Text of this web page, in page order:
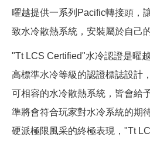
曜越提供一系列Pacific轉接頭，
致水冷散熱系統，安裝屬於自己
"Tt LCS Certified"水冷認證是曜
高標準水冷等級的認證標誌設計
可相容的水冷散熱系統，皆會給
準將會符合玩家對水冷系統的期
硬派極限風采的終極表現，"Tt